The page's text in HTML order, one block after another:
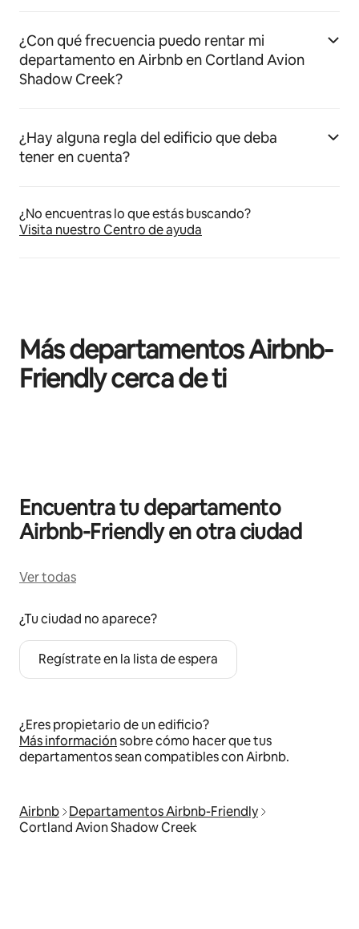
¿Con qué frecuencia puedo rentar mi
departamento en Airbnb en Cortland Avion
Shadow Creek?
¿Hay alguna regla del edificio que deba
tener en cuenta?
¿No encuentras lo que estás buscando?
Visita nuestro Centro de ayuda
Más departamentos Airbnb-
Friendly cerca de ti
Encuentra tu departamento
Airbnb-Friendly en otra ciudad
Ver todas
¿Tu ciudad no aparece?
Regístrate en la lista de espera
¿Eres propietario de un edificio?
Más informaciónsobre cómo hacer que tus
departamentos sean compatibles con Airbnb.
Airbnb
Departamentos Airbnb-Friendly
Cortland Avion Shadow Creek